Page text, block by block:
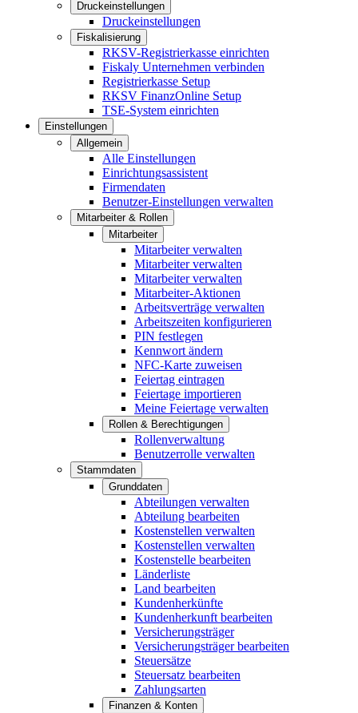
Druckeinstellungen
Druckeinstellungen
Fiskalisierung
RKSV-Registrierkasse einrichten
Fiskaly Unternehmen verbinden
Registrierkasse Setup
RKSV FinanzOnline Setup
TSE-System einrichten
Einstellungen
Allgemein
Alle Einstellungen
Einrichtungsassistent
Firmendaten
Benutzer-Einstellungen verwalten
Mitarbeiter & Rollen
Mitarbeiter
Mitarbeiter verwalten
Mitarbeiter verwalten
Mitarbeiter verwalten
Mitarbeiter-Aktionen
Arbeitsverträge verwalten
Arbeitszeiten konfigurieren
PIN festlegen
Kennwort ändern
NFC-Karte zuweisen
Feiertag eintragen
Feiertage importieren
Meine Feiertage verwalten
Rollen & Berechtigungen
Rollenverwaltung
Benutzerrolle verwalten
Stammdaten
Grunddaten
Abteilungen verwalten
Abteilung bearbeiten
Kostenstellen verwalten
Kostenstellen verwalten
Kostenstelle bearbeiten
Länderliste
Land bearbeiten
Kundenherkünfte
Kundenherkunft bearbeiten
Versicherungsträger
Versicherungsträger bearbeiten
Steuersätze
Steuersatz bearbeiten
Zahlungsarten
Finanzen & Konten